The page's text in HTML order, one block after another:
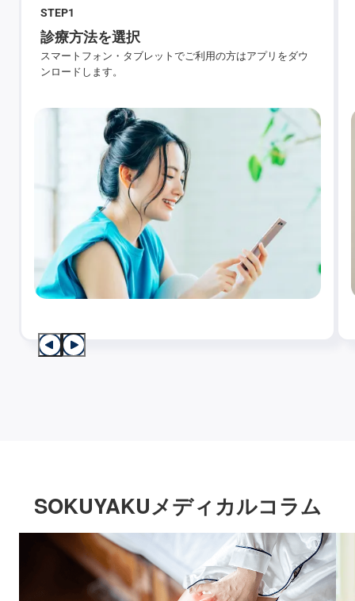
STEP1
診療方法を選択
スマートフォン・タブレットでご利用の方はアプリをダウ
ンロードします。
SOKUYAKUメディカルコラム